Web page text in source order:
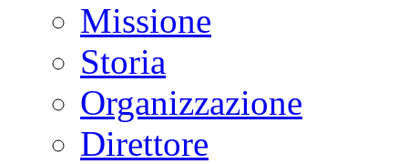
Missione
Storia
Organizzazione
Direttore